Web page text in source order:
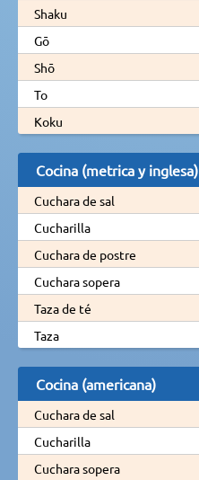
Shaku
Gō
Shō
To
Koku
Cocina (metrica y inglesa)
Cuchara de sal
Cucharilla
Cuchara de postre
Cuchara sopera
Taza de té
Taza
Cocina (americana)
Cuchara de sal
Cucharilla
Cuchara sopera